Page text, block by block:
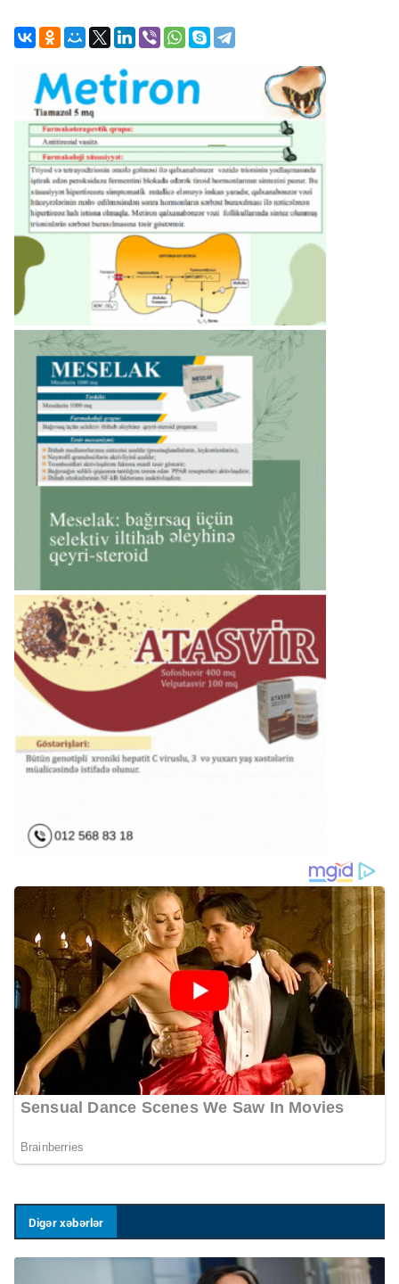
Digər xəbərlər